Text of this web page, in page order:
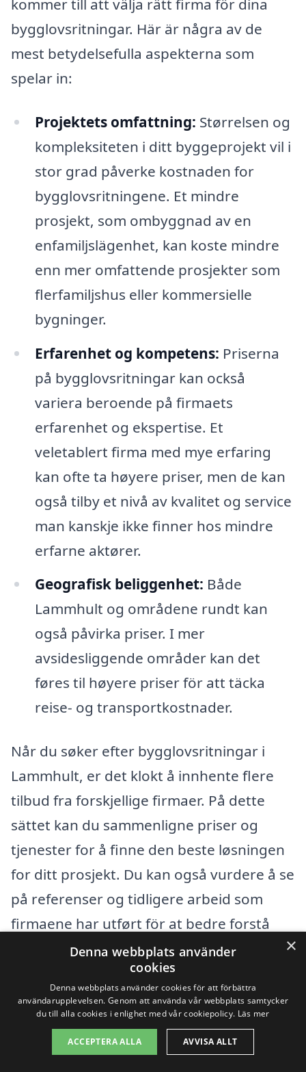
kommer till att välja rätt firma för dina
bygglovsritningar. Här är några av de
mest betydelsefulla aspekterna som
spelar in:
Projektets omfattning: Størrelsen og
kompleksiteten i ditt byggeprojekt vil i
stor grad påverke kostnaden for
bygglovsritningene. Et mindre
prosjekt, som ombyggnad av en
enfamiljslägenhet, kan koste mindre
enn mer omfattende prosjekter som
flerfamiljshus eller kommersielle
bygninger.
Erfarenhet og kompetens: Priserna
på bygglovsritningar kan också
variera beroende på firmaets
erfarenhet og ekspertise. Et
veletablert firma med mye erfaring
kan ofte ta høyere priser, men de kan
også tilby et nivå av kvalitet og service
man kanskje ikke finner hos mindre
erfarne aktører.
Geografisk beliggenhet: Både
Lammhult og områdene rundt kan
også påvirka priser. I mer
avsidesliggende områder kan det
føres til høyere priser för att täcka
reise- og transportkostnader.
Når du søker efter bygglovsritningar i
Lammhult, er det klokt å innhente flere
tilbud fra forskjellige firmaer. På dette
sättet kan du sammenligne priser og
tjenester for å finne den beste løsningen
for ditt prosjekt. Du kan også vurdere å se
på referenser og tidligere arbeid som
firmaene har utført för at bedre forstå
vilken kvalitet du kan förvente.
Det kan også vara fördelaktigt att
diskutere dina behov med firmaene du
kontaktar. Mange aktører tilbyr tilpassede
×
Denna webbplats använder
cookies
Denna webbplats använder cookies för att förbättra
användarupplevelsen. Genom att använda vår webbplats samtycker
du till alla cookies i enlighet med vår cookiepolicy. Läs mer
ACCEPTERA ALLA AVVISA ALLT